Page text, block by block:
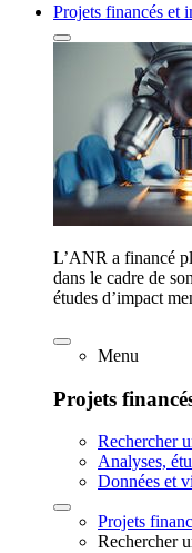
Projets financés et
L’ANR a financé
dans le cadre de
études d’impact
Menu
Projets
Rechercher
Analyses,
Données et
Projets
Rechercher